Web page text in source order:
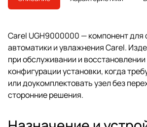
Carel UGH9000000 — компонент для
автоматики и увлажнения Carel.
при обслуживании и
конфигурации установки, когда
или доукомплектовать узел без
сторонние решения.